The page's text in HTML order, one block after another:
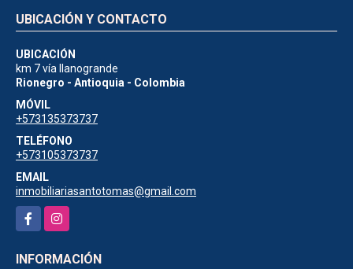
UBICACIÓN Y CONTACTO
UBICACIÓN
km 7 vía llanogrande
Rionegro - Antioquia - Colombia
MÓVIL
+573135373737
TELÉFONO
+573105373737
EMAIL
inmobiliariasantotomas@gmail.com
FacebookInstagram
INFORMACIÓN